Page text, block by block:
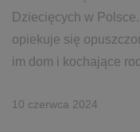
Dziecięcych w
opiekuje się
im dom i kochające
10 czerwca 2024